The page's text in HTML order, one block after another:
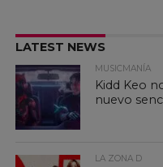
LATEST NEWS
MUSICMANÍA
Kidd Keo
nuevo
LA ZONA D